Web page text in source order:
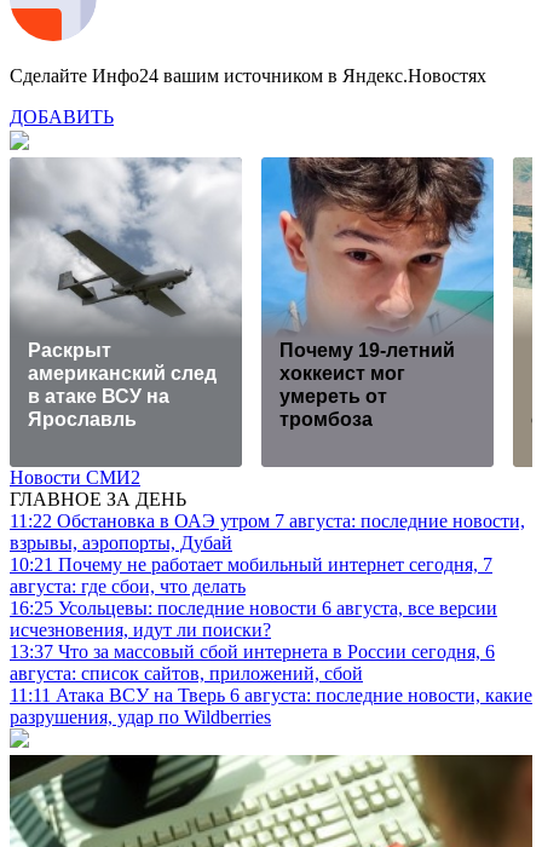
Сделайте Инфо24 вашим источником в Яндекс.Новостях
ДОБАВИТЬ
Раскрыт
американский след
в атаке ВСУ на
Ярославль
Почему 19-летний
хоккеист мог
умереть от
тромбоза
Новости СМИ2
ГЛАВНОЕ ЗА ДЕНЬ
11:22 Обстановка в ОАЭ утром 7 августа: последние новости,
взрывы, аэропорты, Дубай
10:21 Почему не работает мобильный интернет сегодня, 7
августа: где сбои, что делать
16:25 Усольцевы: последние новости 6 августа, все версии
исчезновения, идут ли поиски?
13:37 Что за массовый сбой интернета в России сегодня, 6
августа: список сайтов, приложений, сбой
11:11 Атака ВСУ на Тверь 6 августа: последние новости, какие
разрушения, удар по Wildberries